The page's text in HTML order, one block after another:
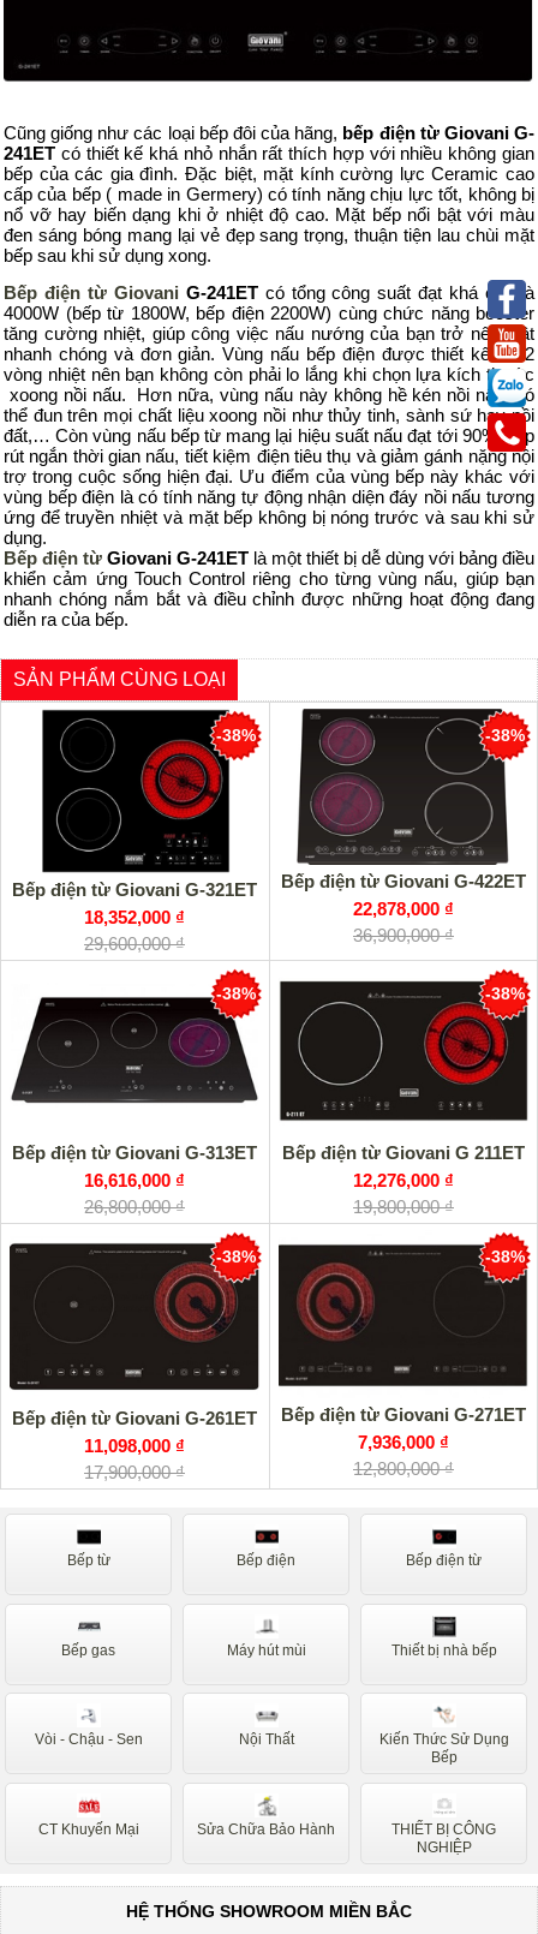
Cũng giống như các loại bếp đôi của hãng, bếp điện từ Giovani G-
241ET có thiết kế khá nhỏ nhắn rất thích hợp với nhiều không gian
bếp của các gia đình. Đặc biệt, mặt kính cường lực Ceramic cao
cấp của bếp ( made in Germery) có tính năng chịu lực tốt, không bị
nổ vỡ hay biến dạng khi ở nhiệt độ cao. Mặt bếp nổi bật với màu
đen sáng bóng mang lại vẻ đẹp sang trọng, thuận tiện lau chùi mặt
bếp sau khi sử dụng xong.
Bếp điện từ Giovani G-241ETcó tổng công suất đạt khá cao là
4000W (bếp từ 1800W, bếp điện 2200W) cùng chức năng booster
tăng cường nhiệt, giúp công việc nấu nướng của bạn trở nên thật
nhanh chóng và đơn giản. Vùng nấu bếp điện được thiết kế tới 2
vòng nhiệt nên bạn không còn phải lo lắng khi chọn lựa kích thước
xoong nồi nấu. Hơn nữa, vùng nấu này không hề kén nồi nấu, có
thể đun trên mọi chất liệu xoong nồi như thủy tinh, sành sứ hay nồi
đất,… Còn vùng nấu bếp từ mang lại hiệu suất nấu đạt tới 90% giúp
rút ngắn thời gian nấu, tiết kiệm điện tiêu thụ và giảm gánh nặng nội
trợ trong cuộc sống hiện đại. Ưu điểm của vùng bếp này khác với
vùng bếp điện là có tính năng tự động nhận diện đáy nồi nấu tương
ứng để truyền nhiệt và mặt bếp không bị nóng trước và sau khi sử
dụng.
Bếp điện từ Giovani G-241ET là một thiết bị dễ dùng với bảng điều
khiển cảm ứng Touch Control riêng cho từng vùng nấu, giúp bạn
nhanh chóng nắm bắt và điều chỉnh được những hoạt động đang
diễn ra của bếp.
SẢN PHẨM CÙNG LOẠI
Bếp điện từ Giovani G-321ET
18,352,000 ₫
29,600,000 ₫
-38%
Bếp điện từ Giovani G-422ET
22,878,000 ₫
36,900,000 ₫
-38%
Bếp điện từ Giovani G-313ET
16,616,000 ₫
26,800,000 ₫
-38%
Bếp điện từ Giovani G 211ET
12,276,000 ₫
19,800,000 ₫
-38%
Bếp điện từ Giovani G-261ET
11,098,000 ₫
17,900,000 ₫
-38%
Bếp điện từ Giovani G-271ET
7,936,000 ₫
12,800,000 ₫
-38%
Bếp từ Bếp điện Bếp điện từ
Bếp gas Máy hút mùi Thiết bị nhà bếp
Vòi - Chậu - Sen Nội Thất
Kiến Thức Sử Dụng
Bếp
CT Khuyến Mại Sửa Chữa Bảo Hành
THIẾT BỊ CÔNG
NGHIỆP
HỆ THỐNG SHOWROOM MIỀN BẮC